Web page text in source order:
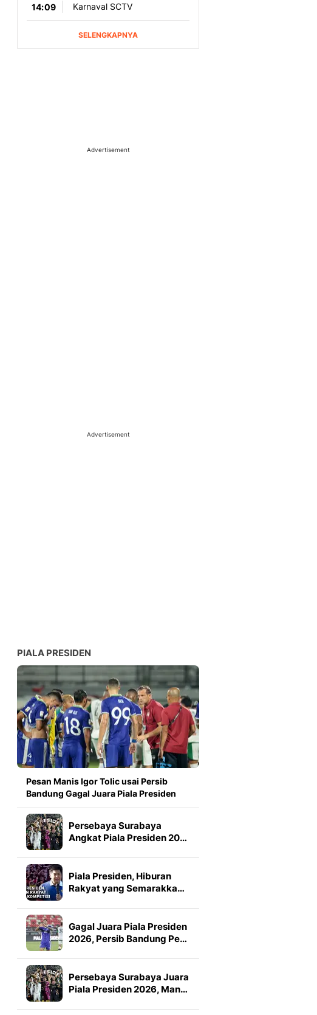
Advertisement
Advertisement
PIALA PRESIDEN
Pesan Manis Igor Tolic usai Persib
Bandung Gagal Juara Piala Presiden
Persebaya Surabaya
Angkat Piala Presiden 20…
Piala Presiden, Hiburan
Rakyat yang Semarakka…
Gagal Juara Piala Presiden
2026, Persib Bandung Pe…
Persebaya Surabaya Juara
Piala Presiden 2026, Man…